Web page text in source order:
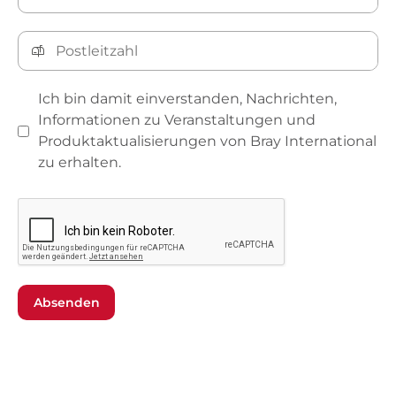
Ich bin damit einverstanden, Nachrichten,
Informationen zu Veranstaltungen und
Produktaktualisierungen von Bray International
zu erhalten.
Absenden